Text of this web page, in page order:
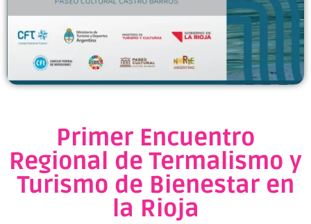
Primer Encuentro
Regional de Termalismo y
Turismo de Bienestar en
la Rioja